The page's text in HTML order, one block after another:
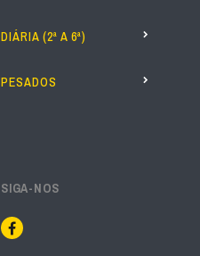
DIÁRIA (2ª A 6ª)
PESADOS
SIGA-NOS